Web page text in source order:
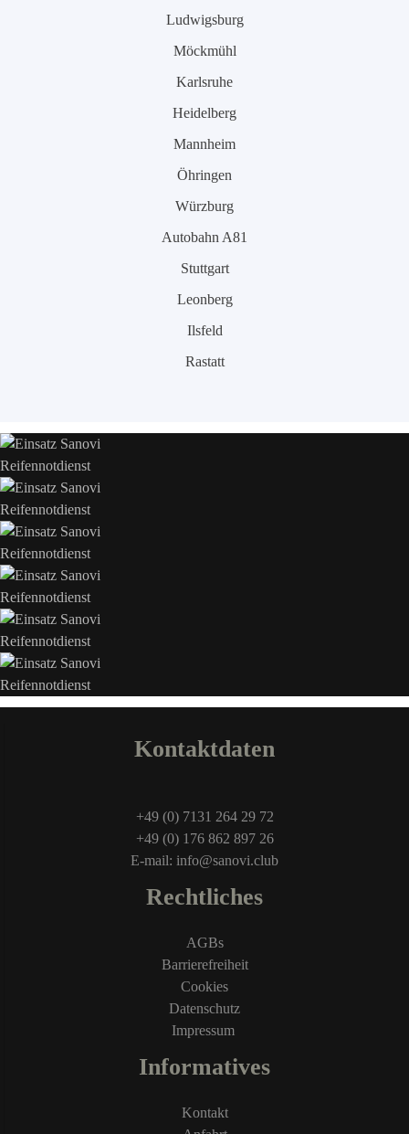
Ludwigsburg
Möckmühl
Karlsruhe
Heidelberg
Mannheim
Öhringen
Würzburg
Autobahn A81
Stuttgart
Leonberg
Ilsfeld
Rastatt
Kontaktdaten
+49 (0) 7131 264 29 72
+49 (0) 176 862 897 26
E-mail: info@sanovi.club
Rechtliches
AGBs
Barrierefreiheit
Cookies
Datenschutz
Impressum
Informatives
Kontakt